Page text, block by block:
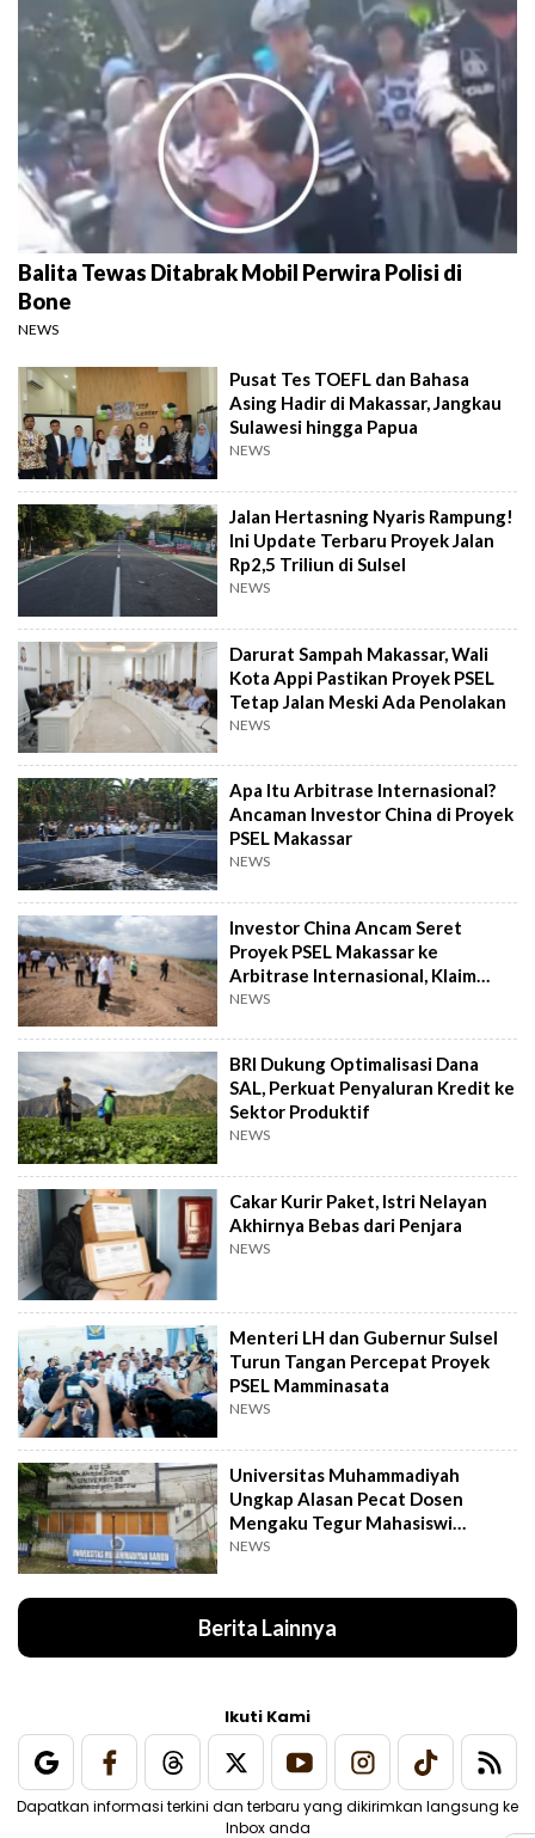
Balita Tewas Ditabrak Mobil Perwira Polisi di
Bone
NEWS
Pusat Tes TOEFL dan Bahasa
Asing Hadir di Makassar, Jangkau
Sulawesi hingga Papua
NEWS
Jalan Hertasning Nyaris Rampung!
Ini Update Terbaru Proyek Jalan
Rp2,5 Triliun di Sulsel
NEWS
Darurat Sampah Makassar, Wali
Kota Appi Pastikan Proyek PSEL
Tetap Jalan Meski Ada Penolakan
NEWS
Apa Itu Arbitrase Internasional?
Ancaman Investor China di Proyek
PSEL Makassar
NEWS
Investor China Ancam Seret
Proyek PSEL Makassar ke
Arbitrase Internasional, Klaim
Rugi Rp2,4 T
NEWS
BRI Dukung Optimalisasi Dana
SAL, Perkuat Penyaluran Kredit ke
Sektor Produktif
NEWS
Cakar Kurir Paket, Istri Nelayan
Akhirnya Bebas dari Penjara
NEWS
Menteri LH dan Gubernur Sulsel
Turun Tangan Percepat Proyek
PSEL Mamminasata
NEWS
Universitas Muhammadiyah
Ungkap Alasan Pecat Dosen
Mengaku Tegur Mahasiswi
Berpakaian Ketat
NEWS
Berita Lainnya
Ikuti Kami
Dapatkan informasi terkini dan terbaru yang dikirimkan langsung ke
Inbox anda